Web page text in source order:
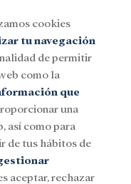
cookies
tu navegación
de permitir
como la
que
una
así como para
de tus hábitos de
aceptar, rechazar